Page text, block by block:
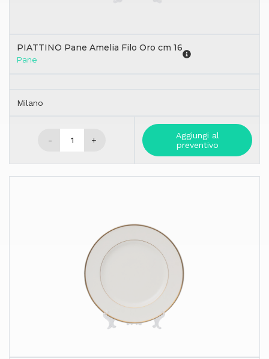
PIATTINO Pane Amelia Filo Oro cm 16
Pane
Milano
- +
Aggiungi al
preventivo